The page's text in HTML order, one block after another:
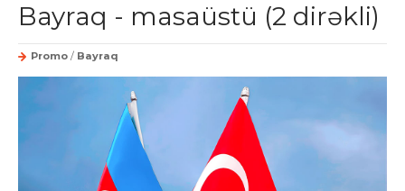
Bayraq - masaüstü (2 dirəkli)
Promo / Bayraq